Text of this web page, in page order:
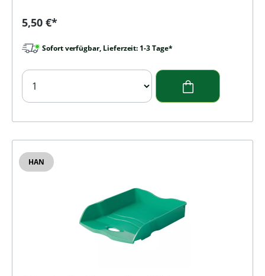
Regulärer Preis:
5,50 €*
Sofort verfügbar, Lieferzeit: 1-3 Tage*
HAN